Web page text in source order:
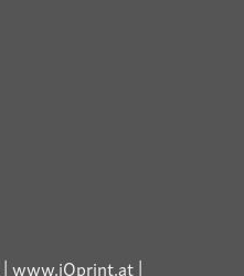
|www.iQprint.at|